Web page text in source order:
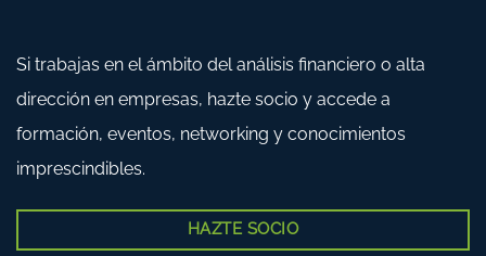
Si trabajas en el ámbito del análisis financiero o alta
dirección en empresas, hazte socio y accede a
formación, eventos, networking y conocimientos
imprescindibles.
HAZTE SOCIO